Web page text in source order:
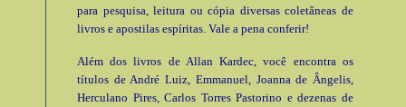
para pesquisa, leitura ou cópia diversas coletâneas de
livros e apostilas espíritas. Vale a pena conferir!
Além dos livros de Allan Kardec, você encontra os
títulos de André Luiz, Emmanuel, Joanna de Ângelis,
Herculano Pires, Carlos Torres Pastorino e dezenas de